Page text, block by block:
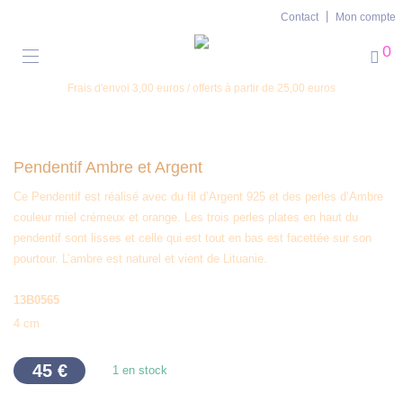
Contact Mon compte
0
Frais d'envoi 3,00 euros / offerts à partir de 25,00 euros
Pendentif Ambre et Argent
Ce Pendentif est réalisé avec du fil d’Argent 925 et des perles d’Ambre
couleur miel crémeux et orange. Les trois perles plates en haut du
pendentif sont lisses et celle qui est tout en bas est facettée sur son
pourtour. L’ambre est naturel et vient de Lituanie.
13B0565
4 cm
45 € 1 en stock